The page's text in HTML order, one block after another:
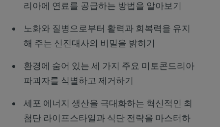
리아에 연료를 공급하는 방법을 알아보기
노화와 질병으로부터 활력과 회복력을 유지
해 주는 신진대사의 비밀을 밝히기
환경에 숨어 있는 세 가지 주요 미토콘드리아
파괴자를 식별하고 제거하기
세포 에너지 생산을 극대화하는 혁신적인 최
첨단 라이프스타일과 식단 전략을 마스터하